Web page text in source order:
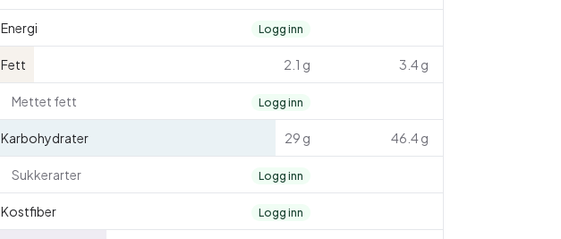
Energi Logg inn
Fett 2.1 g 3.4 g
Mettet fett Logg inn
Karbohydrater 29 g 46.4 g
Sukkerarter Logg inn
Kostfiber Logg inn